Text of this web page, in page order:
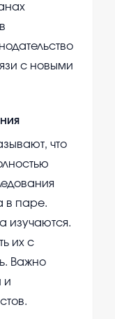
с новыми
что
в паре.
изучаются.
их с
Важно
и